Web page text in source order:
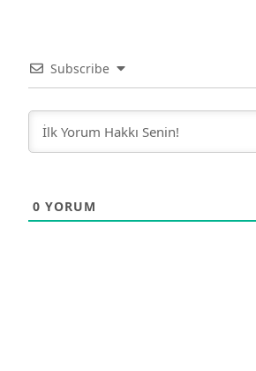
Subscribe
0 YORUM